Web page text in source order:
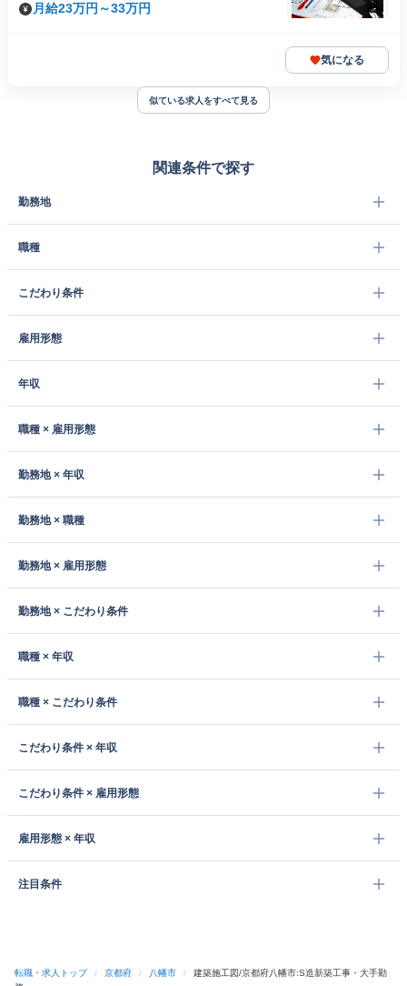
月給23万円～33万円
気になる
似ている求人をすべて見る
関連条件で探す
勤務地
職種
こだわり条件
雇用形態
年収
職種 × 雇用形態
勤務地 × 年収
勤務地 × 職種
勤務地 × 雇用形態
勤務地 × こだわり条件
職種 × 年収
職種 × こだわり条件
こだわり条件 × 年収
こだわり条件 × 雇用形態
雇用形態 × 年収
注目条件
転職・求人トップ / 京都府 / 八幡市 /
建築施工図/京都府八幡市:S造新築工事・大手勤